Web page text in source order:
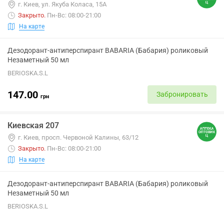
г. Киев, ул. Якуба Коласа, 15А
Закрыто. Пн-Вс: 08:00-21:00
На карте
Дезодорант-антиперспирант BABARIA (Бабария) роликовый
Незаметный 50 мл
BERIOSKA.S.L
147.00 грн Забронировать
Киевская 207
г. Киев, просп. Червоной Калины, 63/12
Закрыто. Пн-Вс: 08:00-21:00
На карте
Дезодорант-антиперспирант BABARIA (Бабария) роликовый
Незаметный 50 мл
BERIOSKA.S.L